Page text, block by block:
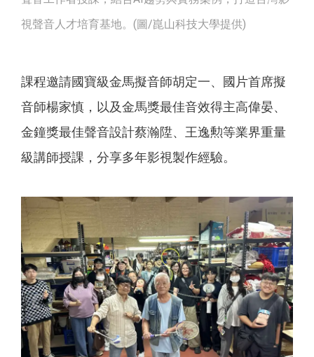
視聲音人才培育基地。(圖/崑山科技大學提供)
課程邀請國寶級金馬擬音師胡定一、國片首席擬
音師楊家慎，以及金馬獎最佳音效得主高偉晏、
金鐘獎最佳聲音設計蔡瀚陞、王逸勲等業界重量
級講師授課，分享多年影視製作經驗。